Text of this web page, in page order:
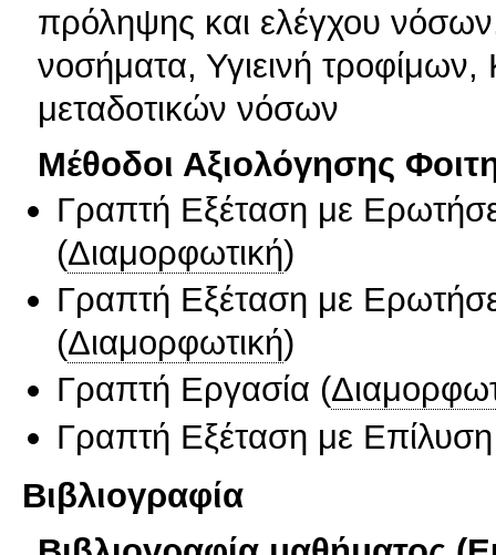
πρόληψης και ελέγχου
νοσήματα, Υγιεινή τροφίμων,
μεταδοτικών νόσων
Μέθοδοι Αξιολόγησης
Γραπτή Εξέταση με
(Διαμορφωτική)
Γραπτή Εξέταση με
(Διαμορφωτική)
Γραπτή Εργασία (
Γραπτή Εξέταση με
Βιβλιογραφία